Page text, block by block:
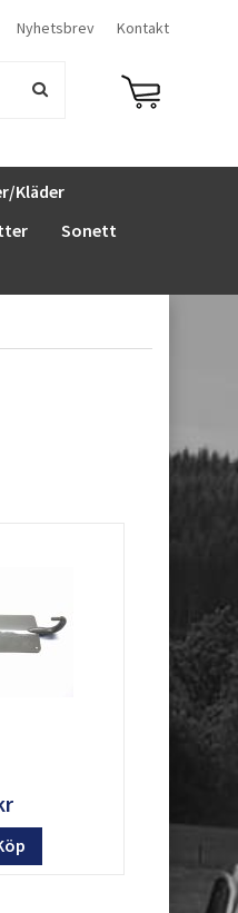
Nyhetsbrev Kontakt
Kläder
Sonett